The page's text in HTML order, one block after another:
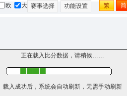
正在载入比分数据，请稍候……
载入成功后，系统会自动刷新，无需手动刷新
欧 大 赛事选择 功能设置 繁 简